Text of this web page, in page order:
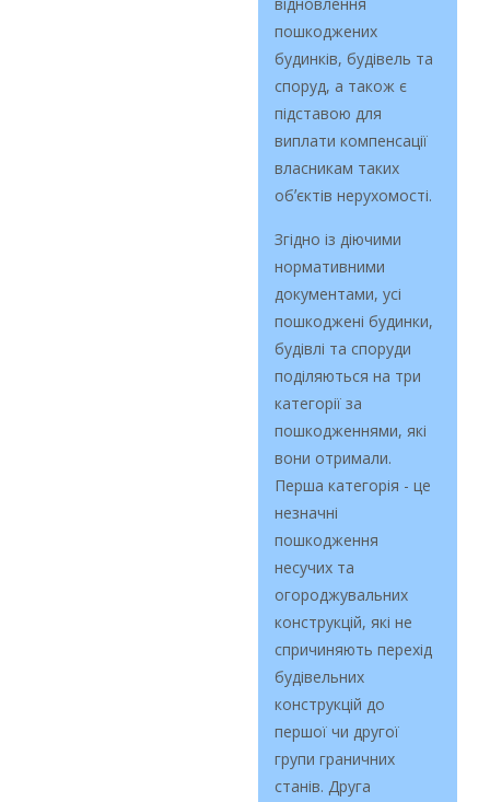
відновлення
пошкоджених
будинків, будівель та
споруд, а також є
підставою для
виплати компенсації
власникам таких
обʼєктів нерухомості.
Згідно із діючими
нормативними
документами, усі
пошкоджені будинки,
будівлі та споруди
поділяються на три
категорії за
пошкодженнями, які
вони отримали.
Перша категорія - це
незначні
пошкодження
несучих та
огороджувальних
конструкцій, які не
спричиняють перехід
будівельних
конструкцій до
першої чи другої
групи граничних
станів. Друга